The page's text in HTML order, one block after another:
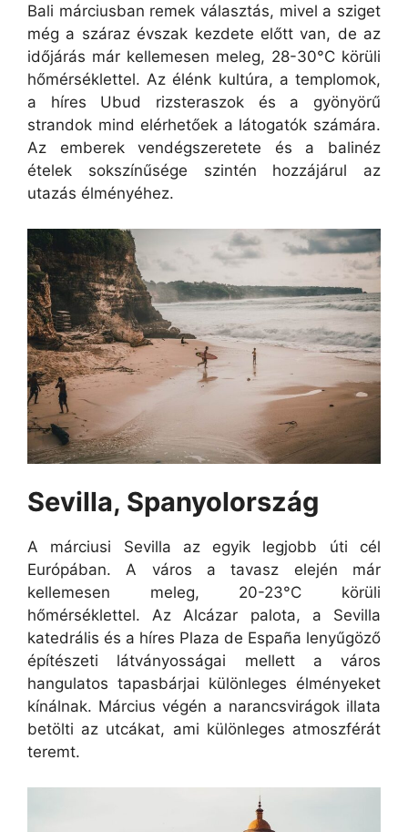
Bali márciusban remek választás, mivel a sziget
még a száraz évszak kezdete előtt van, de az
időjárás már kellemesen meleg, 28-30°C körüli
hőmérséklettel. Az élénk kultúra, a templomok,
a híres Ubud rizsteraszok és a gyönyörű
strandok mind elérhetőek a látogatók számára.
Az emberek vendégszeretete és a balinéz
ételek sokszínűsége szintén hozzájárul az
utazás élményéhez.
Sevilla, Spanyolország
A márciusi Sevilla az egyik legjobb úti cél
Európában. A város a tavasz elején már
kellemesen meleg, 20-23°C körüli
hőmérséklettel. Az Alcázar palota, a Sevilla
katedrális és a híres Plaza de España lenyűgöző
építészeti látványosságai mellett a város
hangulatos tapasbárjai különleges élményeket
kínálnak. Március végén a narancsvirágok illata
betölti az utcákat, ami különleges atmoszférát
teremt.